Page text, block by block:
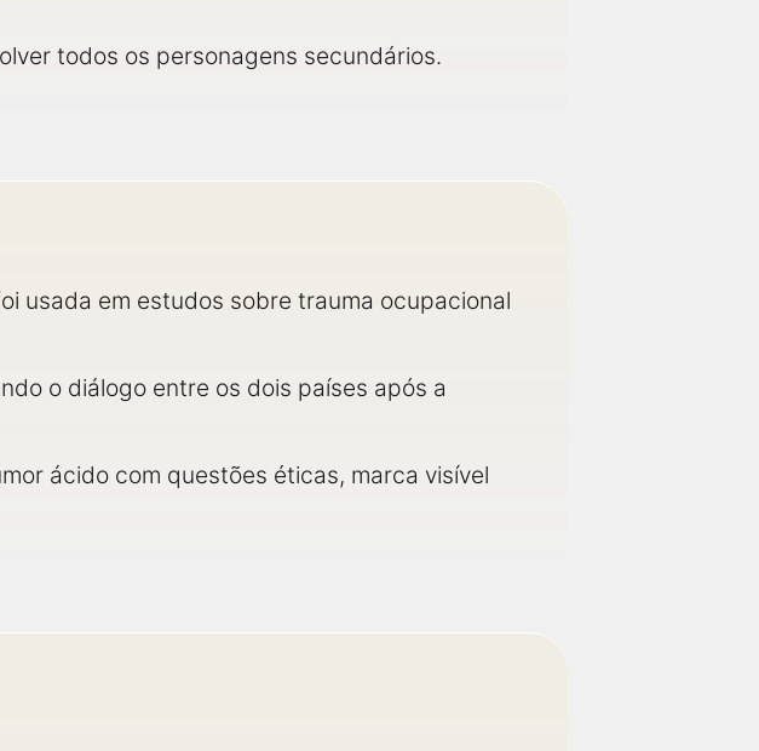
todos os personagens secundários.
usada em estudos sobre trauma ocupacional
o diálogo entre os dois países após a
ácido com questões éticas, marca visível